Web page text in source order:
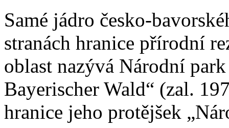
Samé jádro česko-
stranách hranice přírodní
oblast nazývá Národní
Bayerischer Wald“ (zal.
hranice jeho protějšek